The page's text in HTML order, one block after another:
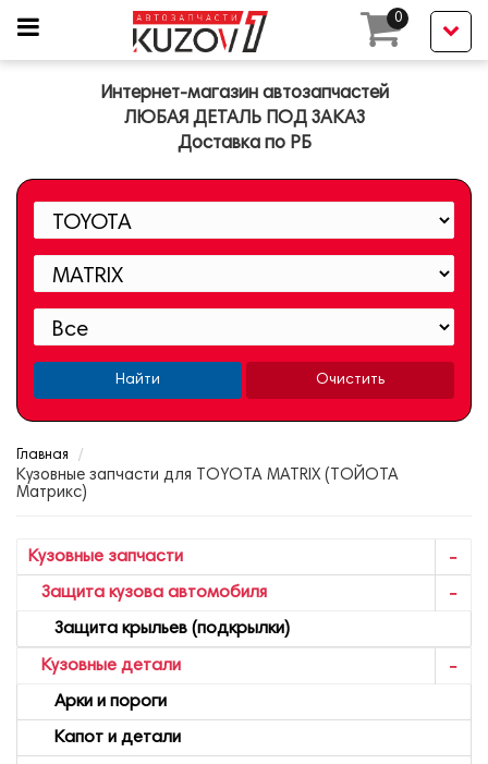
0
Интернет-магазин автозапчастей
ЛЮБАЯ ДЕТАЛЬ ПОД ЗАКАЗ
Доставка по РБ
Найти Очистить
Главная
Кузовные запчасти для TOYOTA MATRIX (ТОЙОТА
Матрикс)
Кузовные запчасти
Защита кузова автомобиля
Защита крыльев (подкрылки)
Кузовные детали
Арки и пороги
Капот и детали